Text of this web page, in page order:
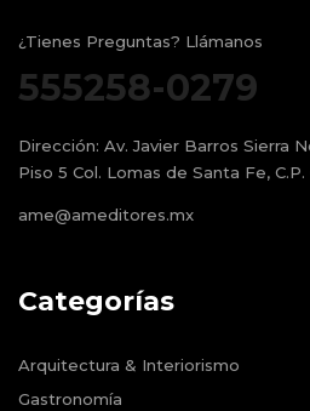
¿Tienes Preguntas? Llámanos
555258-0279
Dirección: Av. Javier Barros Sierra
Piso 5 Col. Lomas de Santa Fe, C.P.
ame@ameditores.mx
Categorías
Arquitectura & Interiorismo
Gastronomía